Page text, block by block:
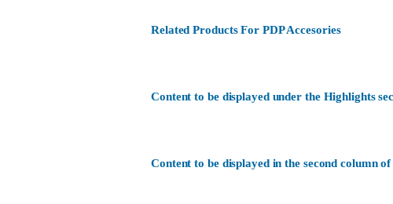
Related Products For PDP Accesories
Content to be displayed under the Highlights
Content to be displayed in the second column